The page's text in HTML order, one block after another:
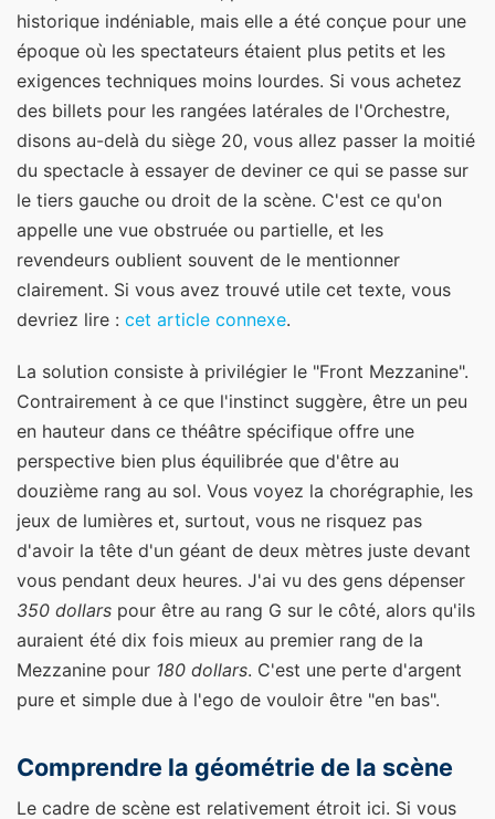
historique indéniable, mais elle a été conçue pour une
époque où les spectateurs étaient plus petits et les
exigences techniques moins lourdes. Si vous achetez
des billets pour les rangées latérales de l'Orchestre,
disons au-delà du siège 20, vous allez passer la moitié
du spectacle à essayer de deviner ce qui se passe sur
le tiers gauche ou droit de la scène. C'est ce qu'on
appelle une vue obstruée ou partielle, et les
revendeurs oublient souvent de le mentionner
clairement. Si vous avez trouvé utile cet texte, vous
devriez lire : cet article connexe.
La solution consiste à privilégier le "Front Mezzanine".
Contrairement à ce que l'instinct suggère, être un peu
en hauteur dans ce théâtre spécifique offre une
perspective bien plus équilibrée que d'être au
douzième rang au sol. Vous voyez la chorégraphie, les
jeux de lumières et, surtout, vous ne risquez pas
d'avoir la tête d'un géant de deux mètres juste devant
vous pendant deux heures. J'ai vu des gens dépenser
350 dollars pour être au rang G sur le côté, alors qu'ils
auraient été dix fois mieux au premier rang de la
Mezzanine pour 180 dollars. C'est une perte d'argent
pure et simple due à l'ego de vouloir être "en bas".
Comprendre la géométrie de la scène
Le cadre de scène est relativement étroit ici. Si vous